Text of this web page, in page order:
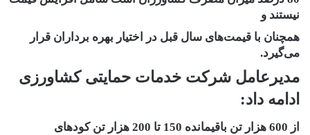
نیستند و
همچنان با قیمت‌های سال قبل در اختیار بهره برداران قرار
می‌گیرد.
مدیرعامل شرکت خدمات حمایتی کشاورزی
ادامه داد:
از 600 هزار تن باقیمانده 150 تا 200 هزار تن کود‌های